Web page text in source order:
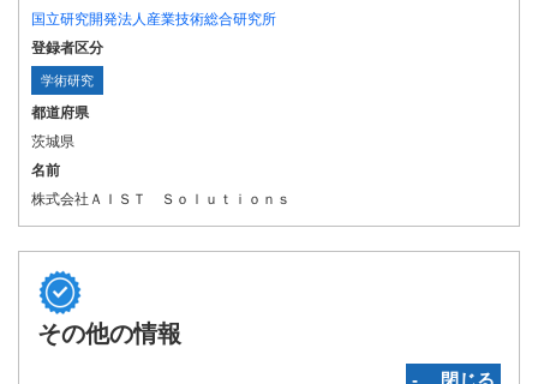
国立研究開発法人産業技術総合研究所
登録者区分
学術研究
都道府県
茨城県
名前
株式会社ＡＩＳＴ Ｓｏｌｕｔｉｏｎｓ
その他の情報
‐ 閉じる